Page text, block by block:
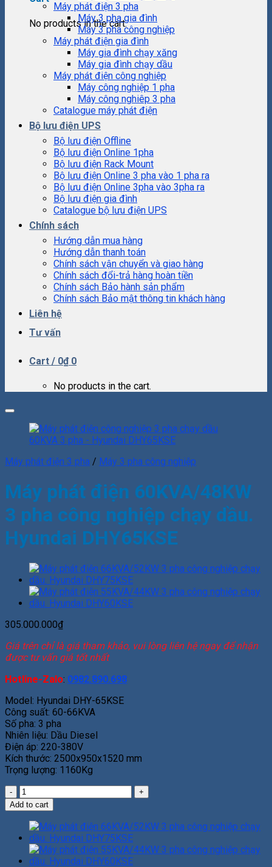
No products in the cart.
Máy phát điện 3 pha
Máy 3 pha gia đình
Máy 3 pha công nghiệp
Máy phát điện gia đình
Máy gia đình chạy xăng
Máy gia đình chạy dầu
Máy phát điện công nghiệp
Máy công nghiệp 1 pha
Máy công nghiêp 3 pha
Catalogue máy phát điện
Bộ lưu điện UPS
Bộ lưu điện Offline
Bộ lưu điện Online 1pha
Bộ lưu điện Rack Mount
Bộ lưu điện Online 3 pha vào 1 pha ra
Bộ lưu điện Online 3pha vào 3pha ra
Bộ lưu điện gia đình
Catalogue bộ lưu điện UPS
Chính sách
Hướng dẫn mua hàng
Hướng dẫn thanh toán
Chính sách vận chuyển và giao hàng
Chính sách đổi-trả hàng hoàn tiền
Chính sách Bảo hành sản phẩm
Chính sách Bảo mật thông tin khách hàng
Liên hệ
Tư vấn
Cart / 0₫ 0
No products in the cart.
Máy phát điện 3 pha / Máy 3 pha công nghiệp
Máy phát điện 60KVA/48KW
3 pha công nghiệp chạy dầu.
Hyundai DHY65KSE
305.000.000₫
Giá trên chỉ là giá tham khảo, vui lòng liên hệ ngay để nhận
được tư vấn giá tốt nhất
Hotline-Zalo: 0982.890.698
Model: Hyundai DHY-65KSE
Công suất: 60-66KVA
Số pha: 3 pha
Nhiên liệu: Dầu Diesel
Điện áp: 220-380V
Kích thước: 2500x950x1520 mm
Trọng lượng: 1160Kg
Máy
phát
điện
60KVA/48KW
3
pha
công
Add to cart